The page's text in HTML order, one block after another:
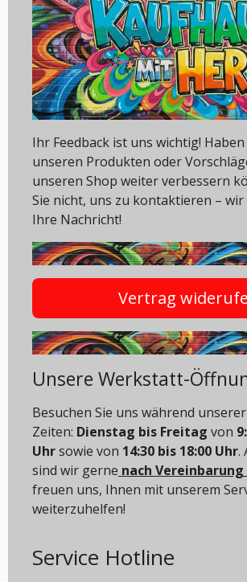
Ihr Feedback ist uns wichtig!
unseren Produkten oder
unseren Shop weiter verbessern
Sie nicht, uns zu kontaktieren –
Ihre Nachricht!
Vertrag
Unsere Werkstatt-
Besuchen Sie uns während
Zeiten: Dienstag bis Freitag von
Uhrsowie von 14:30 bis 18:00 Uhr.
sind wir gerne nach Vereinbarung
freuen uns, Ihnen mit unserem
weiterzuhelfen!
Service Hotline